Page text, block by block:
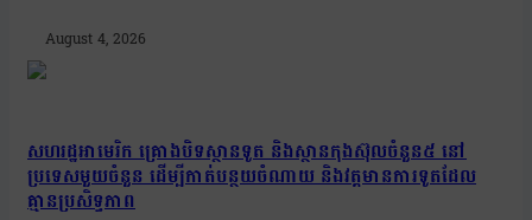
August 4, 2026
សហរដ្ឋអាមេរិក គ្រោងបិទស្ថានទូត និងស្ថានកុងស៊ុលចំនួន៥ នៅ
ប្រទេសមួយចំនួន ដើម្បីកាត់បន្ថយចំណាយ និងវត្តមានការទូតដែល
គ្មានប្រសិទ្ធភាព